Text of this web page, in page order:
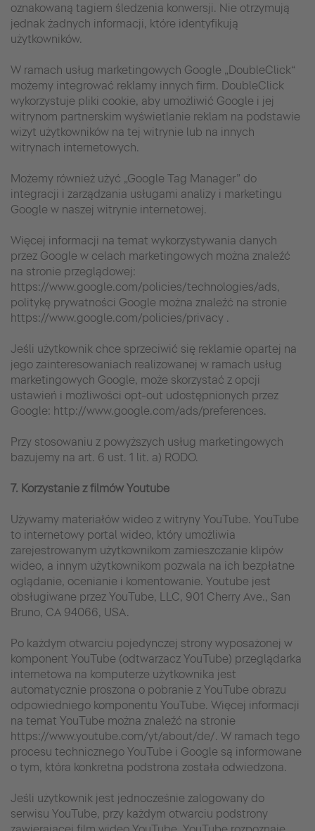
oznakowaną tagiem śledzenia konwersji. Nie otrzymują
jednak żadnych informacji, które identyfikują
użytkowników.
W ramach usług marketingowych Google „DoubleClick“
możemy integrować reklamy innych firm. DoubleClick
wykorzystuje pliki cookie, aby umożliwić Google i jej
witrynom partnerskim wyświetlanie reklam na podstawie
wizyt użytkowników na tej witrynie lub na innych
witrynach internetowych.
Możemy również użyć „Google Tag Manager” do
integracji i zarządzania usługami analizy i marketingu
Google w naszej witrynie internetowej.
Więcej informacji na temat wykorzystywania danych
przez Google w celach marketingowych można znaleźć
na stronie przeglądowej:
https://www.google.com/policies/technologies/ads,
politykę prywatności Google można znaleźć na stronie
https://www.google.com/policies/privacy .
Jeśli użytkownik chce sprzeciwić się reklamie opartej na
jego zainteresowaniach realizowanej w ramach usług
marketingowych Google, może skorzystać z opcji
ustawień i możliwości opt-out udostępnionych przez
Google: http://www.google.com/ads/preferences.
Przy stosowaniu z powyższych usług marketingowych
bazujemy na art. 6 ust. 1 lit. a) RODO.
7. Korzystanie z filmów Youtube
Używamy materiałów wideo z witryny YouTube. YouTube
to internetowy portal wideo, który umożliwia
zarejestrowanym użytkownikom zamieszczanie klipów
wideo, a innym użytkownikom pozwala na ich bezpłatne
oglądanie, ocenianie i komentowanie. Youtube jest
obsługiwane przez YouTube, LLC, 901 Cherry Ave., San
Bruno, CA 94066, USA.
Po każdym otwarciu pojedynczej strony wyposażonej w
komponent YouTube (odtwarzacz YouTube) przeglądarka
internetowa na komputerze użytkownika jest
automatycznie proszona o pobranie z YouTube obrazu
odpowiedniego komponentu YouTube. Więcej informacji
na temat YouTube można znaleźć na stronie
https://www.youtube.com/yt/about/de/. W ramach tego
procesu technicznego YouTube i Google są informowane
o tym, która konkretna podstrona została odwiedzona.
Jeśli użytkownik jest jednocześnie zalogowany do
serwisu YouTube, przy każdym otwarciu podstrony